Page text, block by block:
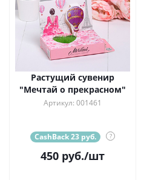
Растущий сувенир
"Мечтай о прекрасном"
Артикул: 001461
CashBack 23 руб. ?
450 руб./шт